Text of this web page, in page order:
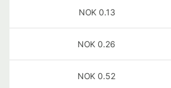
0.13
NOK
0.26
NOK
0.52
NOK